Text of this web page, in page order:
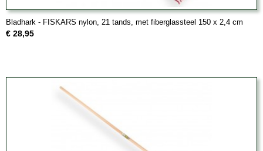
Bladhark - FISKARS nylon, 21 tands, met fiberglassteel 150 x 2,4 cm
€ 28,95